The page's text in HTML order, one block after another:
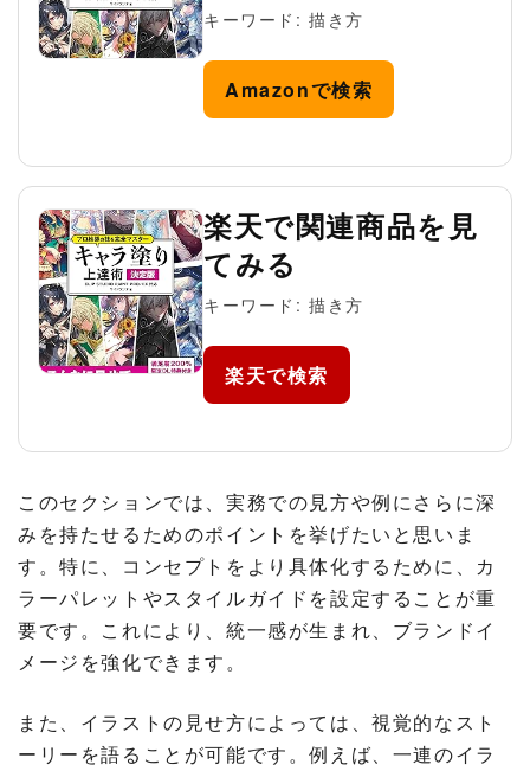
キーワード: 描き方
Amazonで検索
楽天で関連商品を見
てみる
キーワード: 描き方
楽天で検索
このセクションでは、実務での見方や例にさらに深
みを持たせるためのポイントを挙げたいと思いま
す。特に、コンセプトをより具体化するために、カ
ラーパレットやスタイルガイドを設定することが重
要です。これにより、統一感が生まれ、ブランドイ
メージを強化できます。
また、イラストの見せ方によっては、視覚的なスト
ーリーを語ることが可能です。例えば、一連のイラ